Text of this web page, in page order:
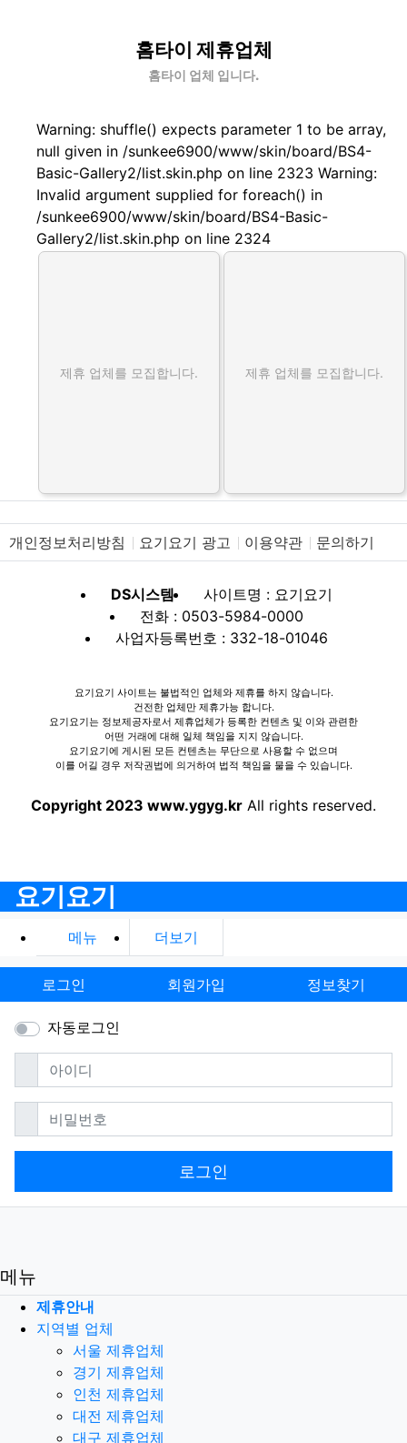
홈타이 제휴업체
홈타이 업체 입니다.
Warning: shuffle() expects parameter 1 to be array,
null given in /sunkee6900/www/skin/board/BS4-
Basic-Gallery2/list.skin.php on line 2323 Warning:
Invalid argument supplied for foreach() in
/sunkee6900/www/skin/board/BS4-Basic-
Gallery2/list.skin.php on line 2324
제휴 업체를 모집합니다. 제휴 업체를 모집합니다.
개인정보처리방침 요기요기 광고 이용약관 문의하기
DS시스템
사이트명 : 요기요기
전화 : 0503-5984-0000
사업자등록번호 : 332-18-01046
요기요기 사이트는 불법적인 업체와 제휴를 하지 않습니다.
건전한 업체만 제휴가능 합니다.
요기요기는 정보제공자로서 제휴업체가 등록한 컨텐츠 및 이와 관련한
어떤 거래에 대해 일체 책임을 지지 않습니다.
요기요기에 게시된 모든 컨텐츠는 무단으로 사용할 수 없으며
이를 어길 경우 저작권법에 의거하여 법적 책임을 물을 수 있습니다.
Copyright 2023 www.ygyg.kr All rights reserved.
요기요기
메뉴 더보기
로그인 회원가입 정보찾기
자동로그인
아이디필수
비밀번호필수
로그인
메뉴
제휴안내
지역별 업체
서울 제휴업체
경기 제휴업체
인천 제휴업체
대전 제휴업체
대구 제휴업체